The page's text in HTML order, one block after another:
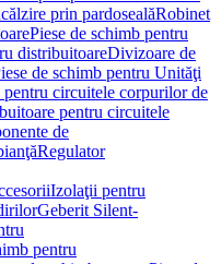
prin pardosealăRobinet
Piese de schimb pentru
distribuitoareDivizoare de
de schimb pentru Unităţi
circuitele corpurilor de
pentru circuitele
de
Regulator
Izolaţii pentru
Geberit Silent-
pentru